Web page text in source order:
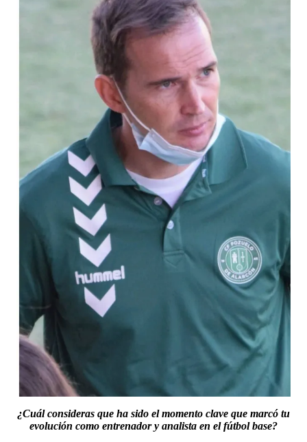
¿Cuál consideras que ha sido el momento clave que marcó tu
evolución como entrenador y analista en el fútbol base?